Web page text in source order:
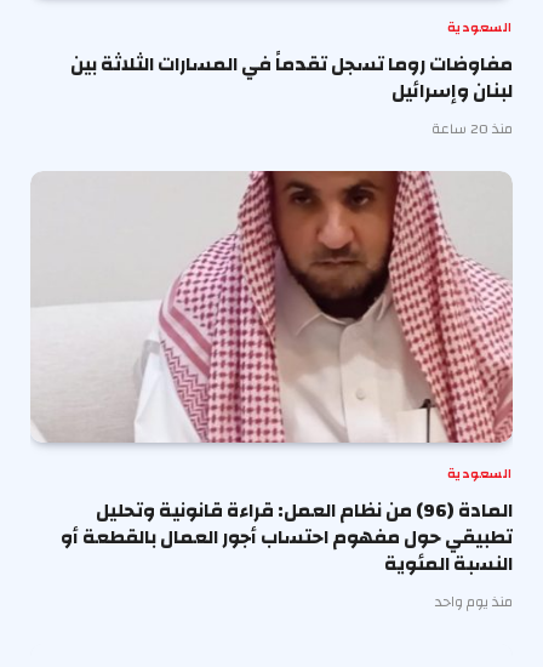
السعودية
مفاوضات روما تسجل تقدماً في المسارات الثلاثة بين
لبنان وإسرائيل
منذ 20 ساعة
السعودية
المادة (96) من نظام العمل: قراءة قانونية وتحليل
تطبيقي حول مفهوم احتساب أجور العمال بالقطعة أو
النسبة المئوية
منذ يوم واحد